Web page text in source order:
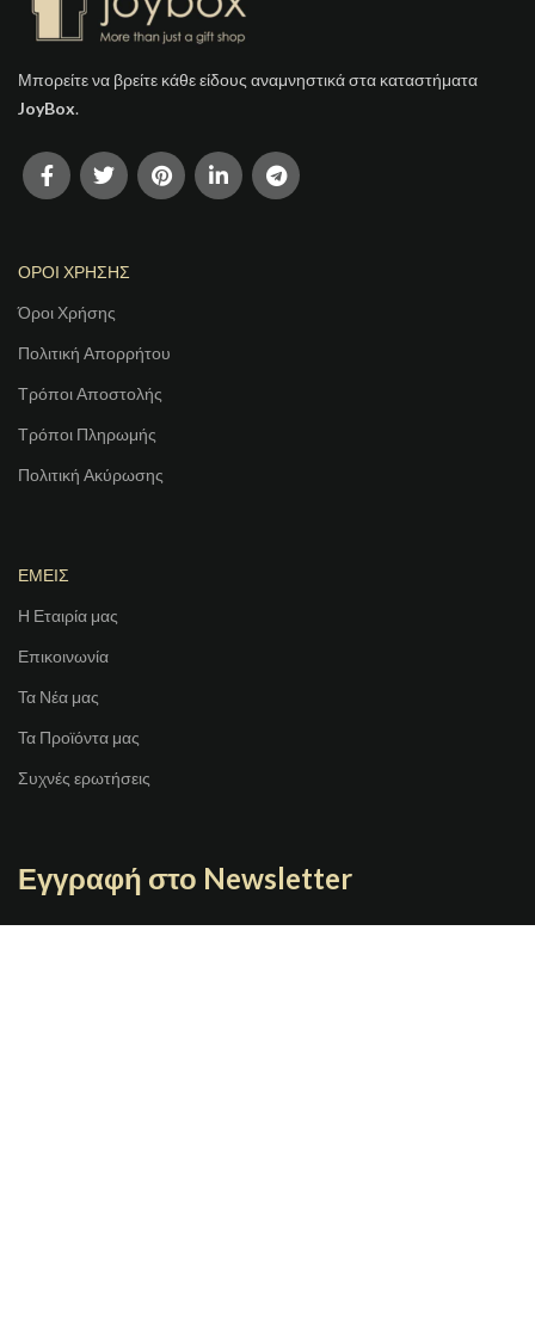
Μπορείτε να βρείτε κάθε είδους αναμνηστικά στα καταστήματα
JoyBox.
ΟΡΟΙ ΧΡΗΣΗΣ
Όροι Χρήσης
Πολιτική Απορρήτου
Τρόποι Αποστολής
Τρόποι Πληρωμής
Πολιτική Ακύρωσης
ΕΜΕΙΣ
Η Εταιρία μας
Επικοινωνία
Τα Νέα μας
Τα Προϊόντα μας
Συχνές ερωτήσεις
Εγγραφή στο Newsletter